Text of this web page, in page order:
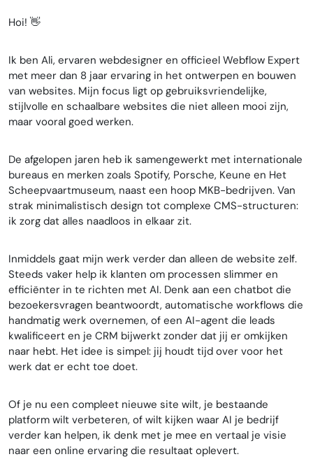
Hoi! 👋
Ik ben Ali, ervaren webdesigner en officieel Webflow Expert
met meer dan 8 jaar ervaring in het ontwerpen en bouwen
van websites. Mijn focus ligt op gebruiksvriendelijke,
stijlvolle en schaalbare websites die niet alleen mooi zijn,
maar vooral goed werken.
De afgelopen jaren heb ik samengewerkt met internationale
bureaus en merken zoals Spotify, Porsche, Keune en Het
Scheepvaartmuseum, naast een hoop MKB-bedrijven. Van
strak minimalistisch design tot complexe CMS-structuren:
ik zorg dat alles naadloos in elkaar zit.
Inmiddels gaat mijn werk verder dan alleen de website zelf.
Steeds vaker help ik klanten om processen slimmer en
efficiënter in te richten met AI. Denk aan een chatbot die
bezoekersvragen beantwoordt, automatische workflows die
handmatig werk overnemen, of een AI-agent die leads
kwalificeert en je CRM bijwerkt zonder dat jij er omkijken
naar hebt. Het idee is simpel: jij houdt tijd over voor het
werk dat er echt toe doet.
Of je nu een compleet nieuwe site wilt, je bestaande
platform wilt verbeteren, of wilt kijken waar AI je bedrijf
verder kan helpen, ik denk met je mee en vertaal je visie
naar een online ervaring die resultaat oplevert.